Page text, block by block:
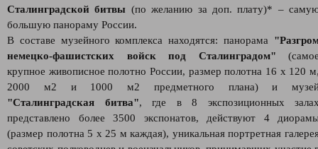
Сталинградской битвы (по желанию за доп. плату)* –
большую панораму России.
В составе музейного комплекса находятся: панорама
немецко-фашистских войск под Сталинградом"
крупное живописное полотно России, размер полотна 16 х 120
2000 м2 и 1000 м2 предметного плана) и
"Сталинградская битва", где в 8 экспозиционных
представлено более 3500 экспонатов, действуют 4
(размер полотна 5 х 25 м каждая), уникальная портретная